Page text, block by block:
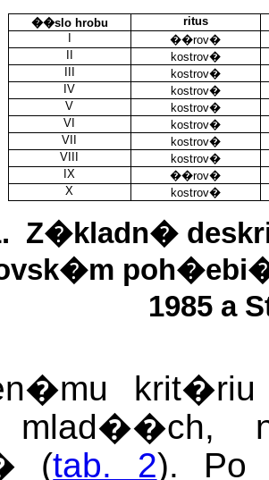
��slo hrobu
ritus
��rov�
kostrov�
kostrov�
IV
kostrov�
V
kostrov�
VI
kostrov�
VII
kostrov�
VIII
kostrov�
IX
��rov�
X
kostrov�
. Z�kladn�
1985 a
(tab. 2). Po